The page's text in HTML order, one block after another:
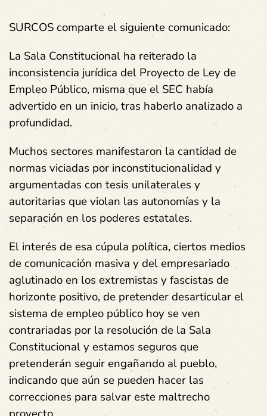
SURCOS comparte el siguiente comunicado:
La Sala Constitucional ha reiterado la
inconsistencia jurídica del Proyecto de Ley de
Empleo Público, misma que el SEC había
advertido en un inicio, tras haberlo analizado a
profundidad.
Muchos sectores manifestaron la cantidad de
normas viciadas por inconstitucionalidad y
argumentadas con tesis unilaterales y
autoritarias que violan las autonomías y la
separación en los poderes estatales.
El interés de esa cúpula política, ciertos medios
de comunicación masiva y del empresariado
aglutinado en los extremistas y fascistas de
horizonte positivo, de pretender desarticular el
sistema de empleo público hoy se ven
contrariadas por la resolución de la Sala
Constitucional y estamos seguros que
pretenderán seguir engañando al pueblo,
indicando que aún se pueden hacer las
correcciones para salvar este maltrecho